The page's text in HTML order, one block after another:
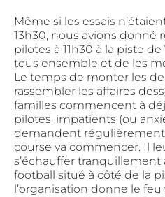
Même si les essais
13h30, nous avions donné
pilotes à 11h30 à la piste
tous ensemble et de les
Le temps de monter les
rassembler les affaires
familles commencent à
pilotes, impatients (ou
demandent
course va commencer. Il
s’échauffer
football situé à côté de la
l’organisation donne le